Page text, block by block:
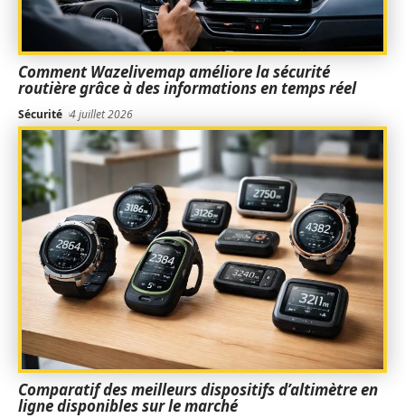
Comment Wazelivemap améliore la sécurité
routière grâce à des informations en temps réel
Sécurité 4 juillet 2026
Comparatif des meilleurs dispositifs d’altimètre en
ligne disponibles sur le marché